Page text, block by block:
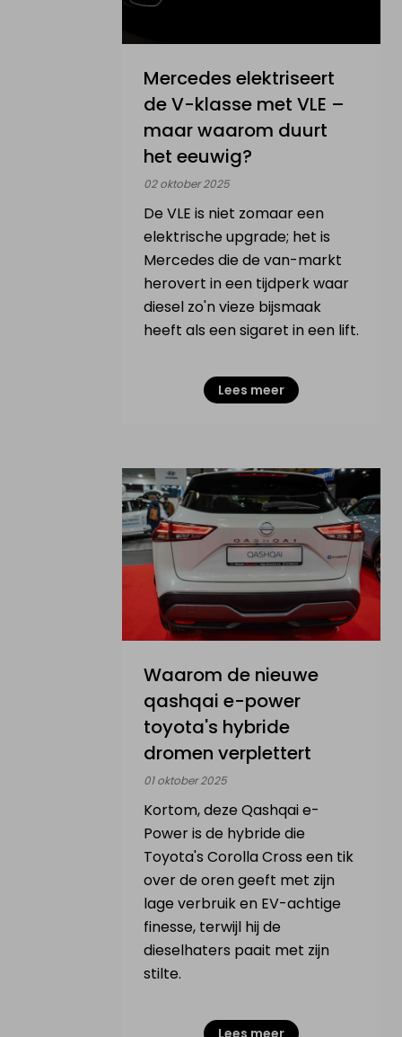
VERKOOP ELEKTRISCH
VOERTUIG
Mijn elektrische wagen
Mijn elektrische moto
Mijn elektrische fiets
Mijn elektrische step
Mijn Drone & batterijen
INFO & ACTUALITEIT
Nieuws & actualiteit
MIJN PROFIEL
Registreer als particulier
Verkoop elektrisch voertuig
| FR | EN
Mercedes elektriseert
de V-klasse met VLE –
maar waarom duurt
het eeuwig?
02 oktober 2025
De VLE is niet zomaar een
elektrische upgrade; het is
Mercedes die de van-markt
herovert in een tijdperk waar
diesel zo'n vieze bijsmaak
heeft als een sigaret in een lift.
Lees meer
Waarom de nieuwe
qashqai e-power
toyota's hybride
dromen verplettert
01 oktober 2025
Kortom, deze Qashqai e-
Power is de hybride die
Toyota's Corolla Cross een tik
over de oren geeft met zijn
lage verbruik en EV-achtige
finesse, terwijl hij de
dieselhaters paait met zijn
stilte.
Lees meer